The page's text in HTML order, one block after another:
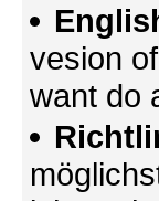
vesion
want do